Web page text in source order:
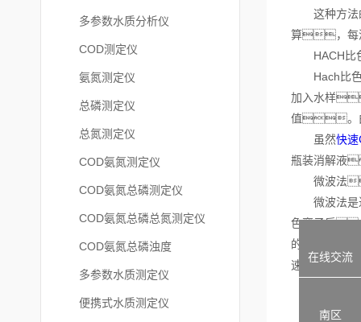
多参数水质分析仪
COD测定仪
氨氮测定仪
总磷测定仪
总氮测定仪
COD氨氮测定仪
COD氨氮总磷测定仪
COD氨氮总磷总氮测定仪
COD氨氮总磷浊度
多参数水质测定仪
便携式水质测定仪
这种方法
算，每
HACH比
Hach比色
加入水样
值。由
虽然快速
瓶装消解液
微波法
微波法是近
色离子后
的电磁波能
速提高到
在线交流
南区